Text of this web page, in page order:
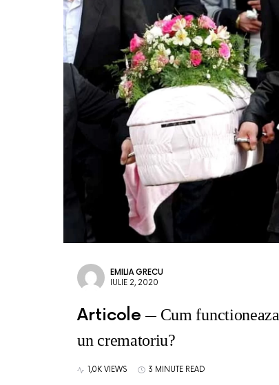
EMILIA GRECU
IULIE 2, 2020
Articole
Cum functioneaza
un crematoriu?
1,0K VIEWS 3 MINUTE READ